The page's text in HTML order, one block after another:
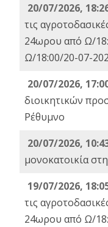
20/07/2026,
τις
24ωρου από Ω/
Ω/18:00/20-07-
20/07/2026,
διοικητικών
Ρέθυμνο
20/07/2026,
μονοκατοικία
19/07/2026,
τις
24ωρου από Ω/